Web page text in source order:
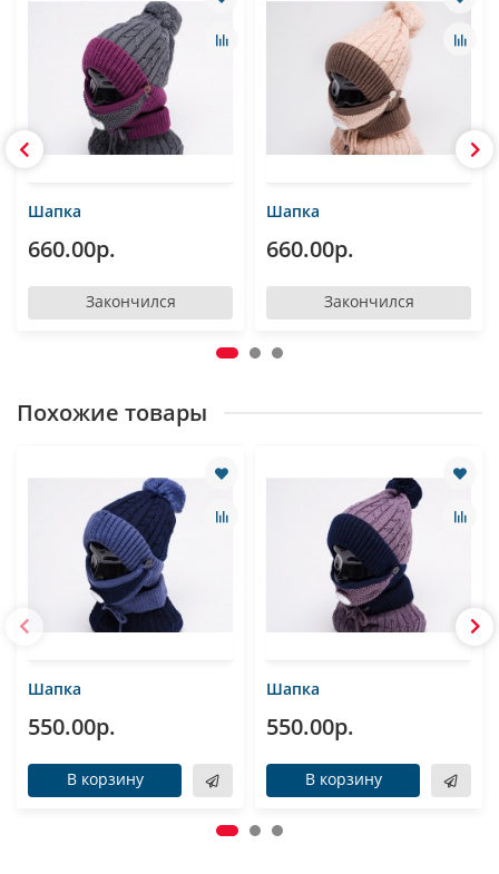
Шапка
660.00р.
Закончился
Шапка
660.00р.
Закончился
Похожие товары
Шапка
550.00р.
В корзину
Шапка
550.00р.
В корзину